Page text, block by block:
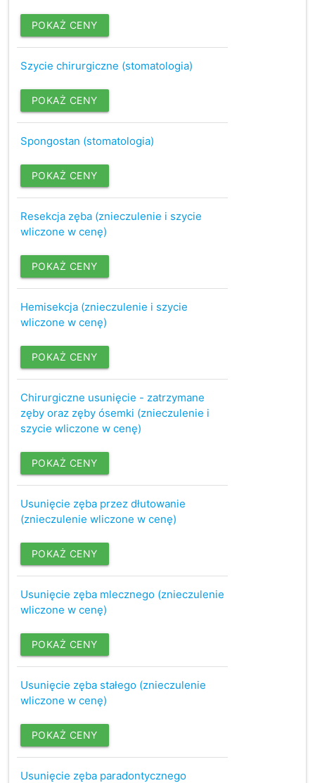
POKAŻ CENY
Szycie chirurgiczne (stomatologia)
POKAŻ CENY
Spongostan (stomatologia)
POKAŻ CENY
Resekcja zęba (znieczulenie i szycie
wliczone w cenę)
POKAŻ CENY
Hemisekcja (znieczulenie i szycie
wliczone w cenę)
POKAŻ CENY
Chirurgiczne usunięcie - zatrzymane
zęby oraz zęby ósemki (znieczulenie i
szycie wliczone w cenę)
POKAŻ CENY
Usunięcie zęba przez dłutowanie
(znieczulenie wliczone w cenę)
POKAŻ CENY
Usunięcie zęba mlecznego (znieczulenie
wliczone w cenę)
POKAŻ CENY
Usunięcie zęba stałego (znieczulenie
wliczone w cenę)
POKAŻ CENY
Usunięcie zęba paradontycznego